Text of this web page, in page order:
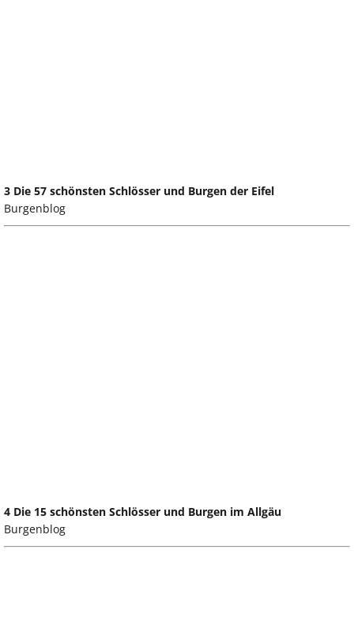
3 Die 57 schönsten Schlösser und Burgen der Eifel
Burgenblog
4 Die 15 schönsten Schlösser und Burgen im Allgäu
Burgenblog